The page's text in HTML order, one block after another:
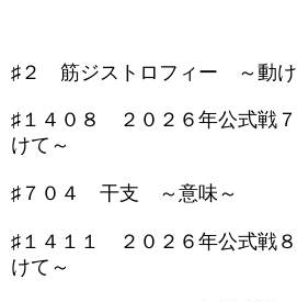
♯２ 筋ジストロフィー ～動け
♯１４０８ ２０２６年公式戦
けて～
♯７０４ 干支 ～意味～
♯１４１１ ２０２６年公式戦
けて～